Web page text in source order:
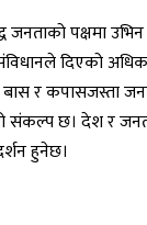
पक्षमा उभिन
दिएको
बास र कपासजस्ता
संकल्प छ। देश र
हुनेछ।